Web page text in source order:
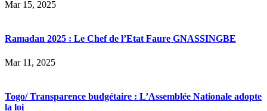
Mar 15, 2025
Ramadan 2025 : Le Chef de l’Etat Faure GNASSINGBE
Mar 11, 2025
Togo/ Transparence budgétaire : L’Assemblée Nationale adopte
la loi